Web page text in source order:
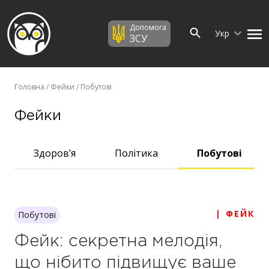
Допомога
ЗСУ Укр
Головна / Фейки / Побутові
Фейки
Здоров’я Політика Побутові
Побутові | ФЕЙК
Фейк: секретна мелодія,
що нібито підвищує ваше